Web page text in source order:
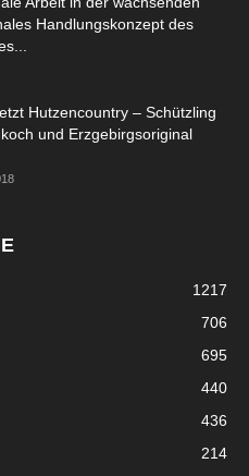
Handlungskonzept des
Hutzencountry – Schützling
und Erzgebirgsoriginal
1217
706
695
440
436
214